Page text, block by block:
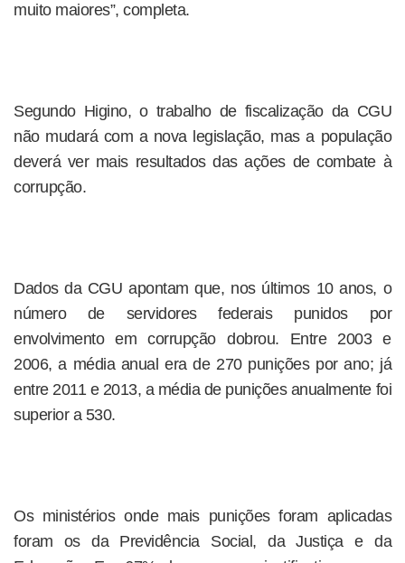
muito maiores”, completa.
Segundo Higino, o trabalho de fiscalização da CGU
não mudará com a nova legislação, mas a população
deverá ver mais resultados das ações de combate à
corrupção.
Dados da CGU apontam que, nos últimos 10 anos, o
número de servidores federais punidos por
envolvimento em corrupção dobrou. Entre 2003 e
2006, a média anual era de 270 punições por ano; já
entre 2011 e 2013, a média de punições anualmente foi
superior a 530.
Os ministérios onde mais punições foram aplicadas
foram os da Previdência Social, da Justiça e da